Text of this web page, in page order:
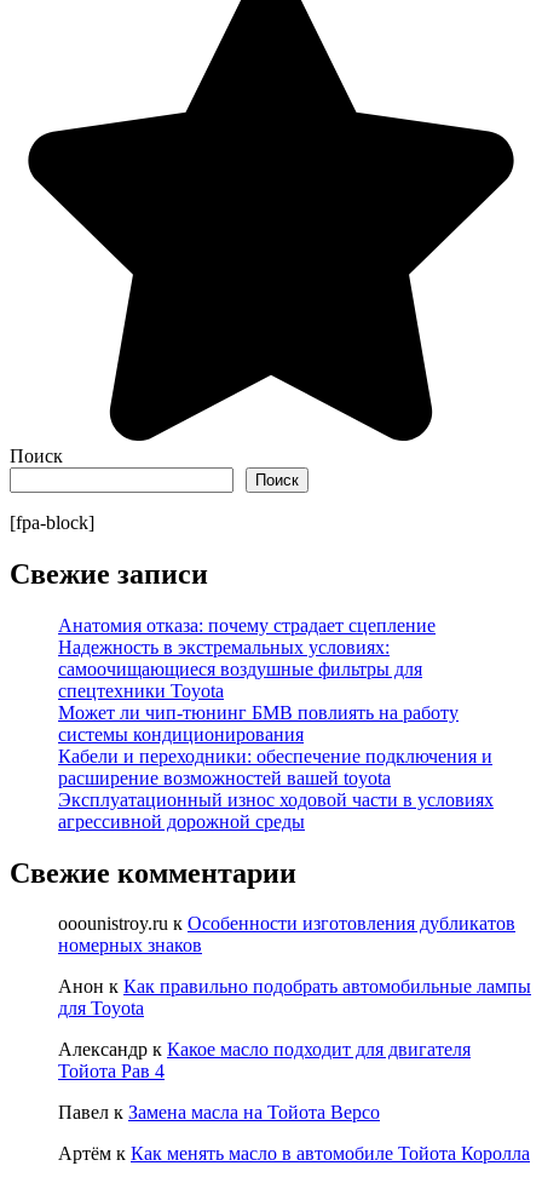
Поиск
Поиск
[fpa-block]
Свежие записи
Анатомия отказа: почему страдает сцепление
Надежность в экстремальных условиях:
самоочищающиеся воздушные фильтры для
спецтехники Toyota
Может ли чип-тюнинг БМВ повлиять на работу
системы кондиционирования
Кабели и переходники: обеспечение подключения и
расширение возможностей вашей toyota
Эксплуатационный износ ходовой части в условиях
агрессивной дорожной среды
Свежие комментарии
ooounistroy.ru к Особенности изготовления дубликатов
номерных знаков
Анон к Как правильно подобрать автомобильные лампы
для Toyota
Александр к Какое масло подходит для двигателя
Тойота Рав 4
Павел к Замена масла на Тойота Версо
Артём к Как менять масло в автомобиле Тойота Королла